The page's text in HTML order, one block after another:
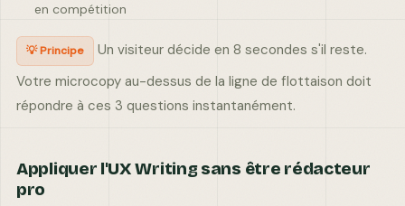
en compétition
💡 Principe
Un visiteur décide en 8 secondes s'il reste.
Votre microcopy au-dessus de la ligne de flottaison doit
répondre à ces 3 questions instantanément.
Appliquer l'UX Writing sans être rédacteur
pro